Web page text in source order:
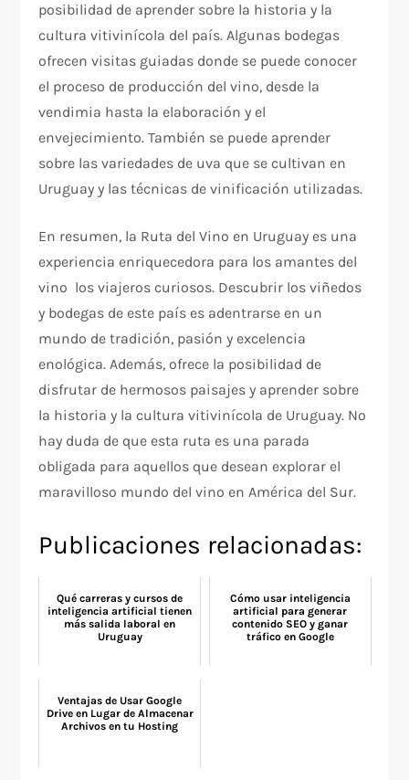
posibilidad de aprender sobre la historia y la
cultura vitivinícola del país. Algunas bodegas
ofrecen visitas guiadas donde se puede conocer
el proceso de producción del vino, desde la
vendimia hasta la elaboración y el
envejecimiento. También se puede aprender
sobre las variedades de uva que se cultivan en
Uruguay y las técnicas de vinificación utilizadas.
En resumen, la Ruta del Vino en Uruguay es una
experiencia enriquecedora para los amantes del
vino los viajeros curiosos. Descubrir los viñedos
y bodegas de este país es adentrarse en un
mundo de tradición, pasión y excelencia
enológica. Además, ofrece la posibilidad de
disfrutar de hermosos paisajes y aprender sobre
la historia y la cultura vitivinícola de Uruguay. No
hay duda de que esta ruta es una parada
obligada para aquellos que desean explorar el
maravilloso mundo del vino en América del Sur.
Publicaciones relacionadas:
Qué carreras y cursos de
inteligencia artificial tienen
más salida laboral en
Uruguay
Cómo usar inteligencia
artificial para generar
contenido SEO y ganar
tráfico en Google
Ventajas de Usar Google
Drive en Lugar de Almacenar
Archivos en tu Hosting